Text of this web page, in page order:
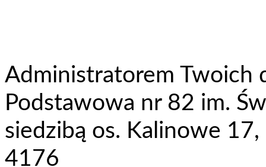
Administratorem Twoich
Podstawowa nr 82 im.
siedzibą os. Kalinowe
4176